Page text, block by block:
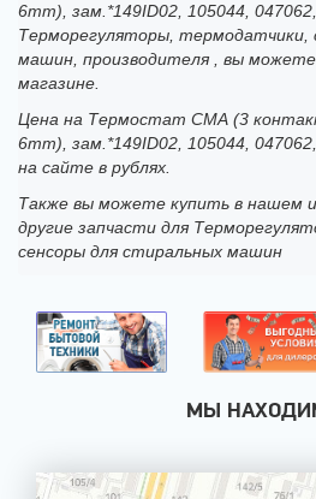
6mm), зам.*149ID02, 105044,
Терморегуляторы, термодатчики,
машин, производителя , вы
магазине.
Цена на Термостат СМА (3
6mm), зам.*149ID02, 105044,
на сайте в рублях.
Также вы можете купить в нашем
другие запчасти для
сенсоры для стиральных машин
МЫ